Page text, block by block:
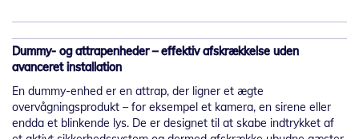
Dummy- og attrapenheder – effektiv afskrækkelse uden
avanceret installation
En dummy-enhed er en attrap, der ligner et ægte
overvågningsprodukt – for eksempel et kamera, en sirene eller
endda et blinkende lys. De er designet til at skabe indtrykket af